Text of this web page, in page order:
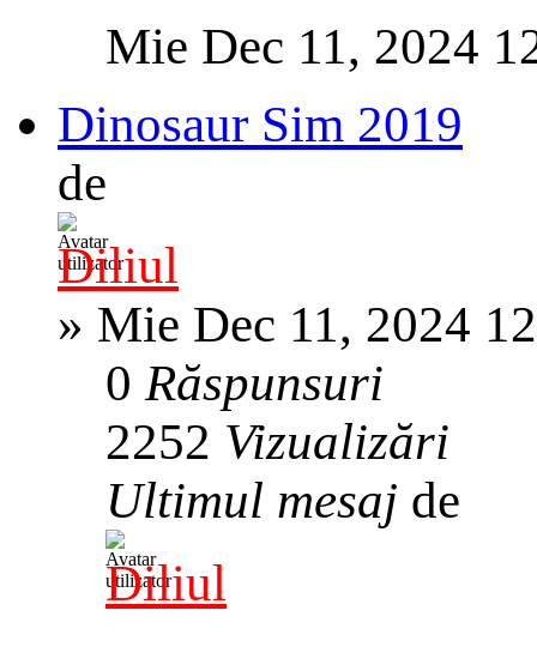
Mie Dec 11, 2024
Dinosaur Sim 2019
de
Diliul
» Mie Dec 11, 2024
0Răspunsuri
2252 Vizualizări
Ultimul mesaj de
Diliul